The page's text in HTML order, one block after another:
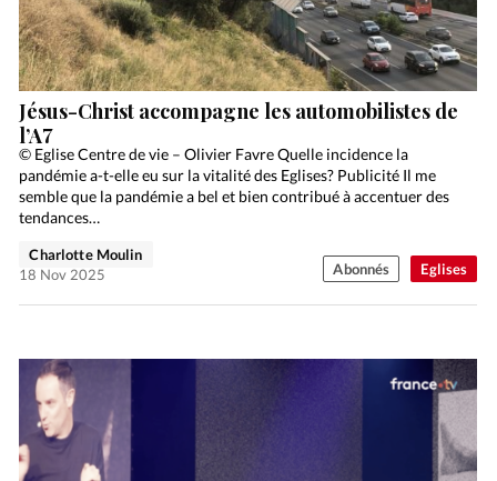
Eglises
Jésus-Christ accompagne les automobilistes de
l’A7
© Eglise Centre de vie – Olivier Favre Quelle incidence la
pandémie a-t-elle eu sur la vitalité des Eglises? Publicité Il me
semble que la pandémie a bel et bien contribué à accentuer des
tendances…
Charlotte Moulin
18 Nov 2025
Abonnés